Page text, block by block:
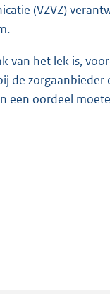
(VZVZ)
van het lek is,
de zorgaanbieder
een oordeel